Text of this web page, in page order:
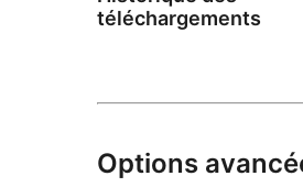
téléchargements
Options